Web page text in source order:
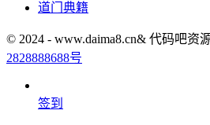
道门典籍
© 2024 - www.daima8.cn& 代码吧资
2828888688号
签到